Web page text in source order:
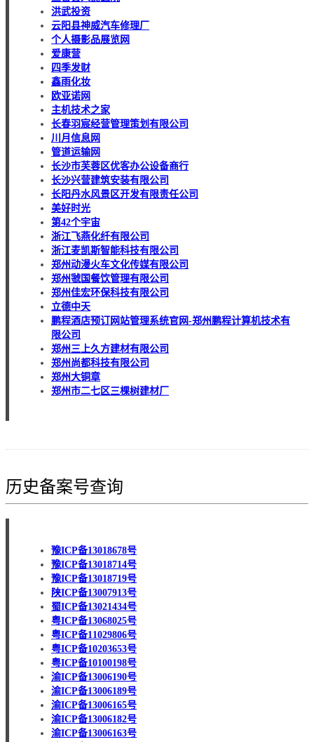
洪武投资
云阳县神威汽车修理厂
个人摄影品展览网
爱康营
四季发财
鑫雨化妆
欧亚诺网
主机技术之家
长春羽宸经营管理策划有限公司
川月信息网
管道运输网
长沙市芙蓉区优客办公设备商行
长沙兴营建筑安装有限公司
长阳丹水风景区开发有限责任公司
美好时光
第42个宇宙
浙江飞燕化纤有限公司
浙江麦凯斯智能科技有限公司
郑州动漫火车文化传媒有限公司
郑州虢国餐饮管理有限公司
郑州佳宏环保科技有限公司
立德中天
鹏程酒店预订网站管理系统官网-郑州鹏程计算机技术有
限公司
郑州三上久方建材有限公司
郑州尚都科技有限公司
郑州大铜章
郑州市二七区三棵树建材厂
历史备案号查询
豫ICP备13018678号
豫ICP备13018714号
豫ICP备13018719号
陕ICP备13007913号
蜀ICP备13021434号
粤ICP备13068025号
粤ICP备11029806号
粤ICP备10203653号
粤ICP备10100198号
渝ICP备13006190号
渝ICP备13006189号
渝ICP备13006165号
渝ICP备13006182号
渝ICP备13006163号